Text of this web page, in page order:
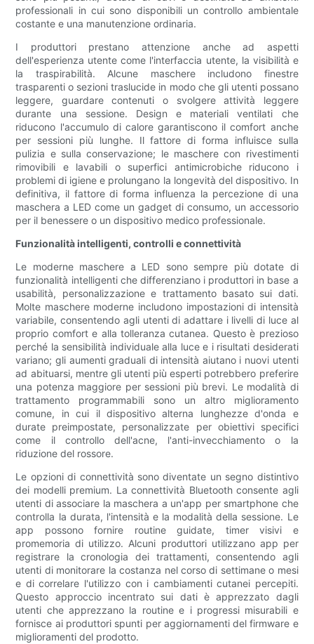
professionali in cui sono disponibili un controllo ambientale
costante e una manutenzione ordinaria.
I produttori prestano attenzione anche ad aspetti
dell'esperienza utente come l'interfaccia utente, la visibilità e
la traspirabilità. Alcune maschere includono finestre
trasparenti o sezioni traslucide in modo che gli utenti possano
leggere, guardare contenuti o svolgere attività leggere
durante una sessione. Design e materiali ventilati che
riducono l'accumulo di calore garantiscono il comfort anche
per sessioni più lunghe. Il fattore di forma influisce sulla
pulizia e sulla conservazione; le maschere con rivestimenti
rimovibili e lavabili o superfici antimicrobiche riducono i
problemi di igiene e prolungano la longevità del dispositivo. In
definitiva, il fattore di forma influenza la percezione di una
maschera a LED come un gadget di consumo, un accessorio
per il benessere o un dispositivo medico professionale.
Funzionalità intelligenti, controlli e connettività
Le moderne maschere a LED sono sempre più dotate di
funzionalità intelligenti che differenziano i produttori in base a
usabilità, personalizzazione e trattamento basato sui dati.
Molte maschere moderne includono impostazioni di intensità
variabile, consentendo agli utenti di adattare i livelli di luce al
proprio comfort e alla tolleranza cutanea. Questo è prezioso
perché la sensibilità individuale alla luce e i risultati desiderati
variano; gli aumenti graduali di intensità aiutano i nuovi utenti
ad abituarsi, mentre gli utenti più esperti potrebbero preferire
una potenza maggiore per sessioni più brevi. Le modalità di
trattamento programmabili sono un altro miglioramento
comune, in cui il dispositivo alterna lunghezze d'onda e
durate preimpostate, personalizzate per obiettivi specifici
come il controllo dell'acne, l'anti-invecchiamento o la
riduzione del rossore.
Le opzioni di connettività sono diventate un segno distintivo
dei modelli premium. La connettività Bluetooth consente agli
utenti di associare la maschera a un'app per smartphone che
controlla la durata, l'intensità e la modalità della sessione. Le
app possono fornire routine guidate, timer visivi e
promemoria di utilizzo. Alcuni produttori utilizzano app per
registrare la cronologia dei trattamenti, consentendo agli
utenti di monitorare la costanza nel corso di settimane o mesi
e di correlare l'utilizzo con i cambiamenti cutanei percepiti.
Questo approccio incentrato sui dati è apprezzato dagli
utenti che apprezzano la routine e i progressi misurabili e
fornisce ai produttori spunti per aggiornamenti del firmware e
miglioramenti del prodotto.